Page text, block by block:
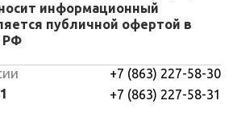
информационный
публичной офертой в
РФ
+7 (863) 227-58-30
+7 (863) 227-58-31